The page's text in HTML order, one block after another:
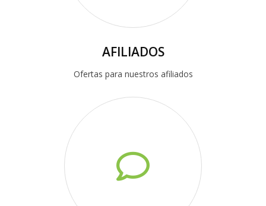
AFILIADOS
Ofertas para nuestros afiliados